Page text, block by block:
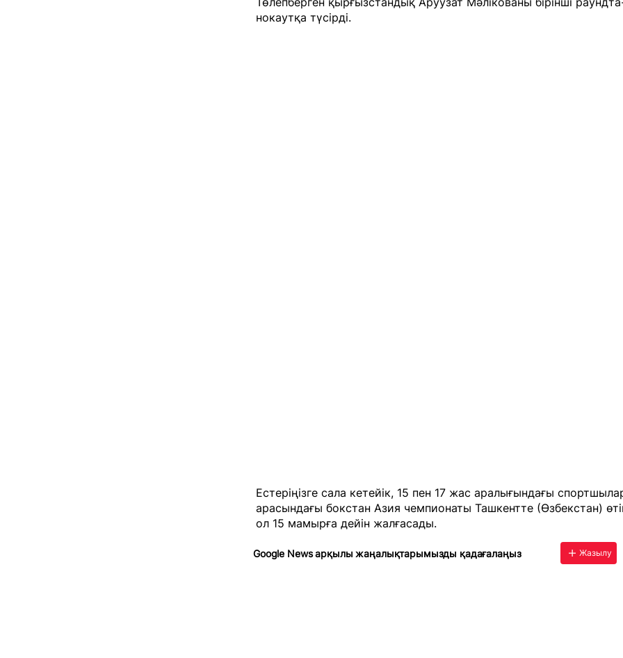
нокаутқа түсірді.
Естеріңізге сала кетейік, 15 пен 17 жас аралығындағы
арасындағы бокстан Азия чемпионаты Ташкентте (Өзбекстан)
ол 15 мамырға дейін жалғасады.
Google News арқылы жаңалықтарымызды қадағалаңыз Жазылу